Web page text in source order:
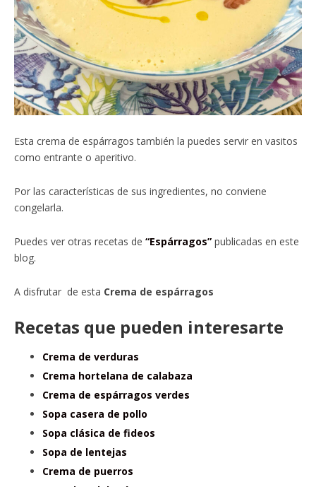
Esta crema de espárragos también la puedes servir en vasitos
como entrante o aperitivo.
Por las características de sus ingredientes, no conviene
congelarla.
Puedes ver otras recetas de “Espárragos” publicadas en este
blog.
A disfrutar de esta Crema de espárragos
Recetas que pueden interesarte
Crema de verduras
Crema hortelana de calabaza
Crema de espárragos verdes
Sopa casera de pollo
Sopa clásica de fideos
Sopa de lentejas
Crema de puerros